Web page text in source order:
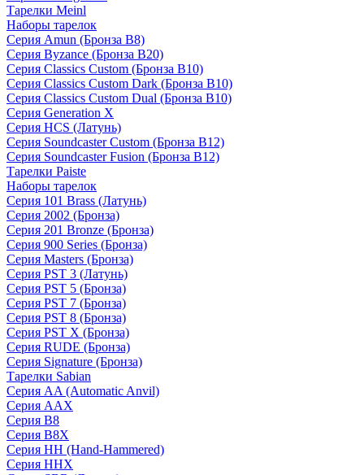
Тарелки Meinl
Наборы тарелок
Серия Amun (Бронза B8)
Серия Byzance (Бронза B20)
Серия Classics Custom (Бронза B10)
Серия Classics Custom Dark (Бронза B10)
Серия Classics Custom Dual (Бронза B10)
Серия Generation X
Серия HCS (Латунь)
Серия Soundcaster Custom (Бронза B12)
Серия Soundcaster Fusion (Бронза B12)
Тарелки Paiste
Наборы тарелок
Серия 101 Brass (Латунь)
Серия 2002 (Бронза)
Серия 201 Bronze (Бронза)
Серия 900 Series (Бронза)
Серия Masters (Бронза)
Серия PST 3 (Латунь)
Серия PST 5 (Бронза)
Серия PST 7 (Бронза)
Серия PST 8 (Бронза)
Серия PST X (Бронза)
Серия RUDE (Бронза)
Серия Signature (Бронза)
Тарелки Sabian
Серия AA (Automatic Anvil)
Серия AAX
Серия B8
Серия B8X
Серия HH (Hand-Hammered)
Серия HHX